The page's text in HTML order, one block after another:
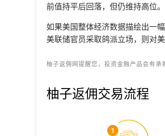
前值持平后回落，但仍维持高位。
如果美国整体经济数据描绘出一
美联储官员采取鸽派立场，则对
柚子返佣网提醒您，投资金融产品会有
柚子返佣交易流程